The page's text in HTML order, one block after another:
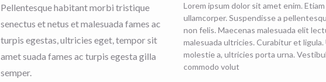
Pellentesque habitant morbi tristique
senectus et netus et malesuada fames ac
turpis egestas, ultricies eget, tempor sit
amet suada fames ac turpis egesta gilla
semper.
Lorem ipsum dolor sit amet enim. Etiam
ullamcorper. Suspendisse a
non felis. Maecenas malesuada elit
malesuada ultricies. Curabitur et ligula.
molestie a, ultricies porta urna.
commodo volut